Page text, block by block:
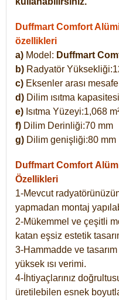
Duffmart Comfort
özellikleri
a) Model: Duffmart
b) Radyatör
c) Eksenler arası
d) Dilim ısıtma
e) Isıtma Yüzeyi:1,068
f) Dilim Derinliği:70 mm
g) Dilim genişliği:80 mm
Duffmart Comfort
Özellikleri
1-Mevcut
yapmadan montaj
2-Mükemmel ve çeşitli
katan eşsiz estetik
3-Hammadde ve
yüksek ısı verimi.
4-İhtiyaçlarınız
üretilebilen esnek